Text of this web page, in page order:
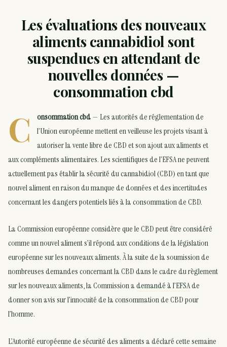
Les évaluations des nouveaux
aliments cannabidiol sont
suspendues en attendant de
nouvelles données —
consommation cbd
C onsommation cbd— Les autorités de réglementation de
l’Union européenne mettent en veilleuse les projets visant à
autoriser la vente libre de CBD et son ajout aux aliments et
aux compléments alimentaires. Les scientifiques de l’EFSA ne peuvent
actuellement pas établir la sécurité du cannabidiol (CBD) en tant que
nouvel aliment en raison du manque de données et des incertitudes
concernant les dangers potentiels liés à la consommation de CBD.
La Commission européenne considère que le CBD peut être considéré
comme un nouvel aliment s’il répond aux conditions de la législation
européenne sur les nouveaux aliments. À la suite de la soumission de
nombreuses demandes concernant la CBD dans le cadre du règlement
sur les nouveaux aliments, la Commission ademandé à l’EFSAde
donner son avis sur l’innocuité de la consommation de CBD pour
l’homme.
L’Autorité européenne de sécurité des aliments a déclaré cette semaine